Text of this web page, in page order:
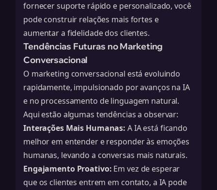
fornecer suporte rápido e personalizado, você
pode construir relações mais fortes e
aumentar a fidelidade dos clientes.
Tendências Futuras no Marketing
Conversacional
O marketing conversacional está evoluindo
rapidamente, impulsionado por avanços na IA
e no processamento de linguagem natural.
Aqui estão algumas tendências a observar:
Interações Mais Humanas: A IA está ficando
melhor em entender e responder às emoções
humanas, levando a conversas mais naturais.
Engajamento Proativo: Em vez de esperar
que os clientes entrem em contato, a IA pode